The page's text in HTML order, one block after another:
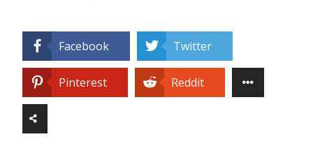
Facebook Twitter
Pinterest Reddit